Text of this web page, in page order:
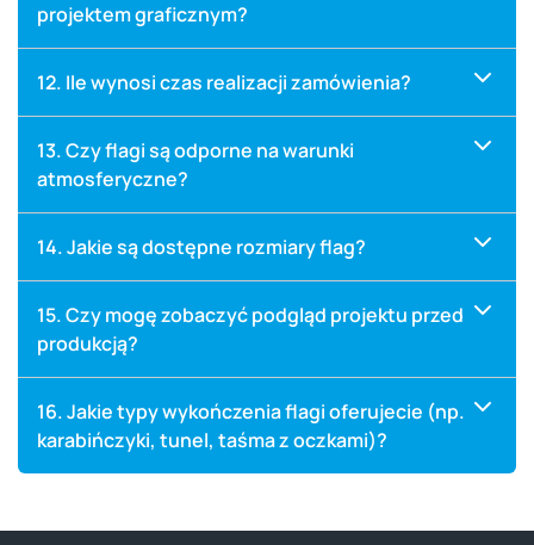
projektem graficznym?
12. Ile wynosi czas realizacji zamówienia?
13. Czy flagi są odporne na warunki
atmosferyczne?
14. Jakie są dostępne rozmiary flag?
15. Czy mogę zobaczyć podgląd projektu przed
produkcją?
16. Jakie typy wykończenia flagi oferujecie (np.
karabińczyki, tunel, taśma z oczkami)?